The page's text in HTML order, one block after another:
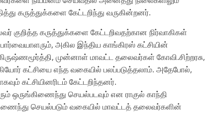
கருத்துக்களை கேட்டறிந்து வருகின்றனர்.
குறித்த கருத்துக்களை கேட்டறிவதற்கான நிர்வாகிகள்
அகில இந்திய காங்கிரஸ் கட்சியின்
முன்னாள் மாவட்ட தலைவர்கள் கோவி.சிற்றரசு,
கட்சியை எந்த வகையில் பலப்படுத்தலாம். அதேபோல்,
கட்சியினரிடம் கேட்டறிந்தனர்.
ஒருங்கிணைந்து செயல்படவும் என ராகுல் காந்தி
செயல்படும் வகையில் மாவட்டத் தலைவர்களின்